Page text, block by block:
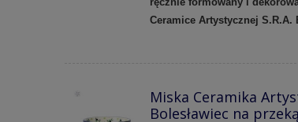
Ceramice Artystycznej S.R.A.
Miska Ceramika
Bolesławiec na